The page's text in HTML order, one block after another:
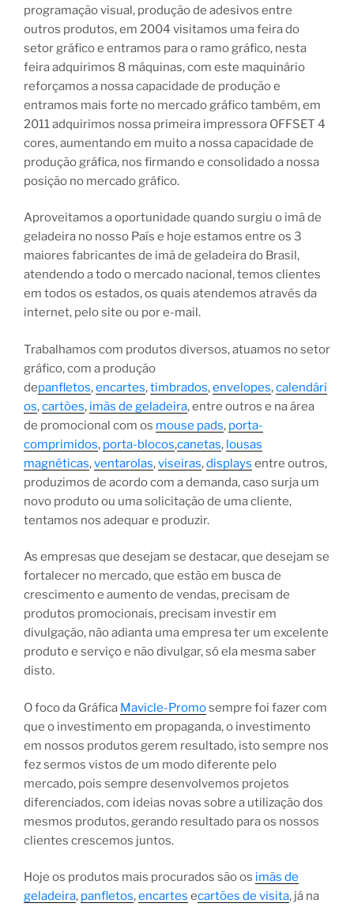
programação visual, produção de adesivos entre
outros produtos, em 2004 visitamos uma feira do
setor gráfico e entramos para o ramo gráfico, nesta
feira adquirimos 8 máquinas, com este maquinário
reforçamos a nossa capacidade de produção e
entramos mais forte no mercado gráfico também, em
2011 adquirimos nossa primeira impressora OFFSET 4
cores, aumentando em muito a nossa capacidade de
produção gráfica, nos firmando e consolidado a nossa
posição no mercado gráfico.
Aproveitamos a oportunidade quando surgiu o imã de
geladeira no nosso País e hoje estamos entre os 3
maiores fabricantes de imã de geladeira do Brasil,
atendendo a todo o mercado nacional, temos clientes
em todos os estados, os quais atendemos através da
internet, pelo site ou por e-mail.
Trabalhamos com produtos diversos, atuamos no setor
gráfico, com a produção
depanfletos,encartes,timbrados,envelopes,calendári
os,cartões, imãs de geladeira, entre outros e na área
de promocional com os mouse pads, porta-
comprimidos, porta-blocos,canetas, lousas
magnéticas,ventarolas,viseiras,displays entre outros,
produzimos de acordo com a demanda, caso surja um
novo produto ou uma solicitação de uma cliente,
tentamos nos adequar e produzir.
As empresas que desejam se destacar, que desejam se
fortalecer no mercado, que estão em busca de
crescimento e aumento de vendas, precisam de
produtos promocionais, precisam investir em
divulgação, não adianta uma empresa ter um excelente
produto e serviço e não divulgar, só ela mesma saber
disto.
O foco da Gráfica Mavicle-Promosempre foi fazer com
que o investimento em propaganda, o investimento
em nossos produtos gerem resultado, isto sempre nos
fez sermos vistos de um modo diferente pelo
mercado, pois sempre desenvolvemos projetos
diferenciados, com ideias novas sobre a utilização dos
mesmos produtos, gerando resultado para os nossos
clientes crescemos juntos.
Hoje os produtos mais procurados são os imãs de
geladeira, panfletos,encartes ecartões de visita, já na